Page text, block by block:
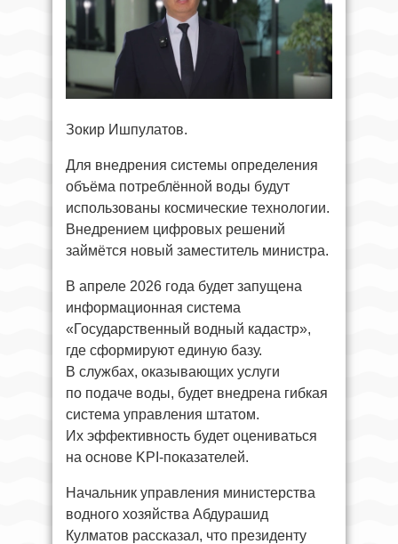
Зокир Ишпулатов.
Для внедрения системы определения
объёма потреблённой воды будут
использованы космические технологии.
Внедрением цифровых решений
займётся новый заместитель министра.
В апреле 2026 года будет запущена
информационная система
«Государственный водный кадастр»,
где сформируют единую базу.
В службах, оказывающих услуги
по подаче воды, будет внедрена гибкая
система управления штатом.
Их эффективность будет оцениваться
на основе KPI-показателей.
Начальник управления министерства
водного хозяйства Абдурашид
Кулматов рассказал, что президенту